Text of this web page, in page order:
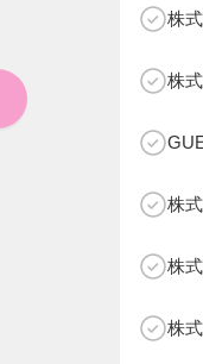
株
株
株
株
株